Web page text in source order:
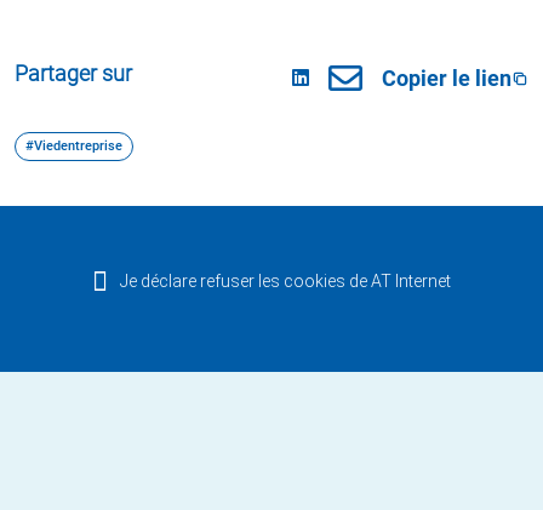
Partager sur Copier le lien
#Viedentreprise
Je déclare refuser les cookies de AT Internet